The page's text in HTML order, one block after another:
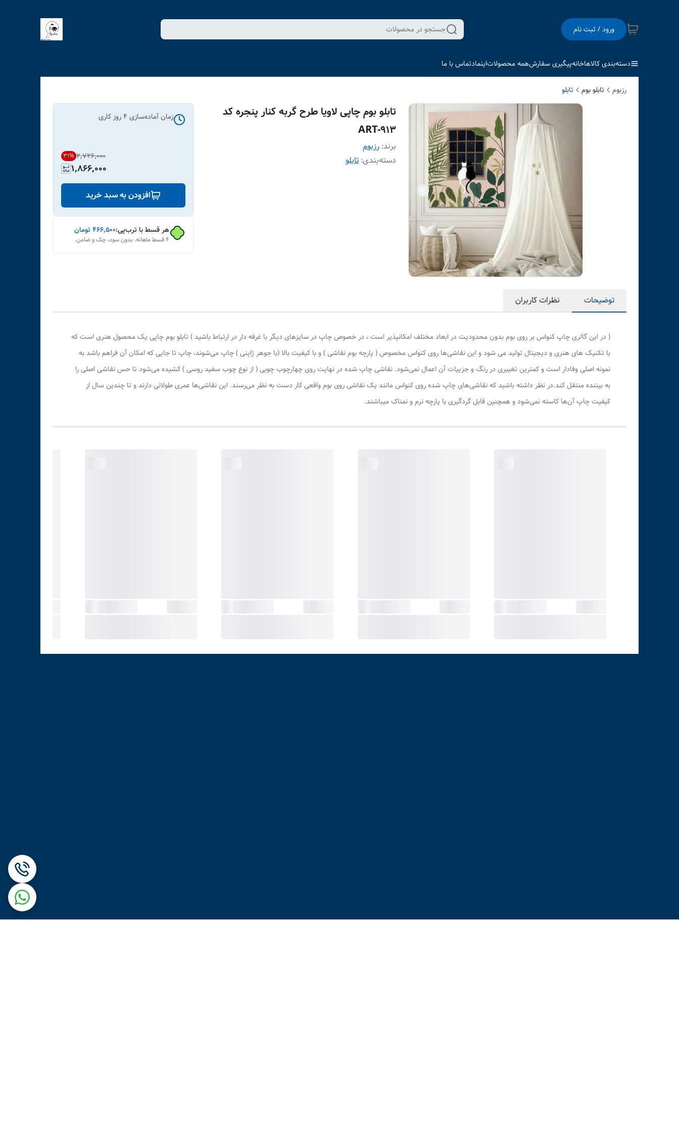
ورود / ثبت نام جستجو در محصولات
دسته‌بندی کالاهاخانهپیگیری سفارشهمه محصولاتاینمادتماس با ما
رزبوم تابلو بوم تابلو
تابلو بوم چاپی لاویا طرح گربه کنار پنجره کد
ART-913
برند: رزبوم
دسته‌بندی:تابلو
زمان آماده‌سازی 4 روز کاری
۲٬۷۲۶٬۰۰۰ 31%
1,866,000
افزودن به سبد خرید
هر قسط با ترب‌پی:۴۶۶٬۵۰۰ تومان
۴ قسط ماهانه. بدون سود، چک و ضامن.
توضیحات نظرات کاربران
( در این گالری چاپ کنواس بر روی بوم بدون محدودیت در ابعاد مختلف امکانپذیر است ، در خصوص چاپ در سایزهای دیگر با غرفه دار در ارتباط باشید ) تابلو بوم چاپی یک محصول هنری است که
با تکنیک های هنری و دیجیتال تولید می شود و این نقاشی‌ها روی کنواس مخصوص ( پارچه بوم نقاشی ) و با کیفیت بالا (با جوهر ژاپنی ) چاپ می‌شوند، چاپ تا جایی که امکان آن فراهم باشد به
نمونه اصلی وفادار است و کمترین تغییری در رنگ و جزییات آن اعمال نمی‌شود. نقاشی چاپ شده در نهایت روی چهارچوب چوبی ( از نوع چوب سفید روسی ) کشیده می‌شود تا حس نقاشی اصلی را
به بیننده منتقل کند.در نظر داشته باشید که نقاشی‌های چاپ شده روی کنواس مانند یک نقاشی روی بوم واقعی کار دست به نظر می‌رسند. این نقاشی‌ها عمری طولانی دارند و تا چندین سال از
کیفیت چاپ آن‌ها کاسته نمی‌شود و همچنین قابل گردگیری با پارچه نرم و نمناک میباشند.